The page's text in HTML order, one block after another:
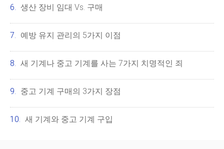
생산 장비 임대 Vs. 구매
예방 유지 관리의 5가지 이점
새 기계나 중고 기계를 사는 7가지 치명적인 죄
중고 기계 구매의 3가지 장점
새 기계와 중고 기계 구입